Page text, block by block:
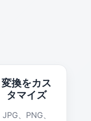
変換をカス
タマイズ
JPG、PNG、